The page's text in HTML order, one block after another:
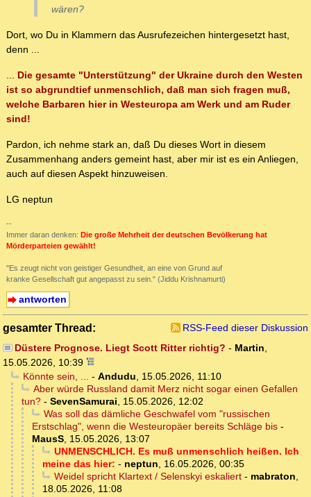
wären?
Dort, wo Du in Klammern das Ausrufezeichen hintergesetzt hast,
denn ...
... Die gesamte "Unterstützung" der Ukraine durch den Westen
ist so abgrundtief unmenschlich, daß man sich fragen muß,
welche Barbaren hier in Westeuropa am Werk und am Ruder
sind!
Pardon, ich nehme stark an, daß Du dieses Wort in diesem
Zusammenhang anders gemeint hast, aber mir ist es ein Anliegen,
auch auf diesen Aspekt hinzuweisen.
LG neptun
--
Immer daran denken: Die große Mehrheit der deutschen Bevölkerung hat
Mörderparteien gewählt!
"Es zeugt nicht von geistiger Gesundheit, an eine von Grund auf
kranke Gesellschaft gut angepasst zu sein." (Jiddu Krishnamurti)
antworten
gesamter Thread:
RSS-Feed dieser Diskussion
Düstere Prognose. Liegt Scott Ritter richtig? - Martin,
15.05.2026, 10:39
Könnte sein, ... - Andudu, 15.05.2026, 11:10
Aber würde Russland damit Merz nicht sogar einen Gefallen
tun? - SevenSamurai, 15.05.2026, 12:02
Was soll das dämliche Geschwafel vom "russischen
Erstschlag", wenn die Westeuropäer bereits Schläge bis -
MausS, 15.05.2026, 13:07
UNMENSCHLICH. Es muß unmenschlich heißen. Ich
meine das hier: - neptun, 16.05.2026, 00:35
Weidel spricht Klartext / Selenskyi eskaliert- mabraton,
18.05.2026, 11:08